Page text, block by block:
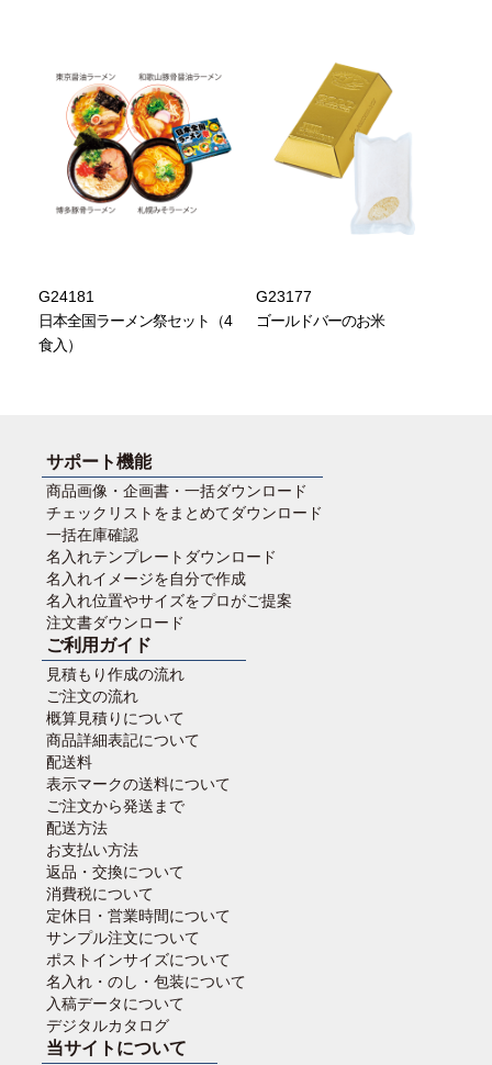
G24181
日本全国ラーメン祭セット（4
食入）
G23177
ゴールドバーのお米
サポート機能
商品画像・企画書・一括ダウンロード
チェックリストをまとめてダウンロード
一括在庫確認
名入れテンプレートダウンロード
名入れイメージを自分で作成
名入れ位置やサイズをプロがご提案
注文書ダウンロード
ご利用ガイド
見積もり作成の流れ
ご注文の流れ
概算見積りについて
商品詳細表記について
配送料
表示マークの送料について
ご注文から発送まで
配送方法
お支払い方法
返品・交換について
消費税について
定休日・営業時間について
サンプル注文について
ポストインサイズについて
名入れ・のし・包装について
入稿データについて
デジタルカタログ
当サイトについて